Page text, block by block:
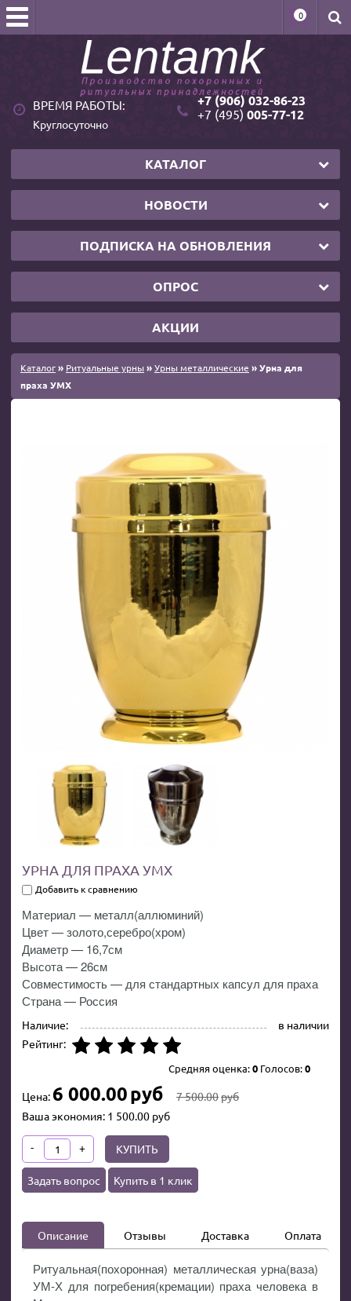
0
ВРЕМЯ РАБОТЫ:
Круглосуточно
+7 (906) 032-86-23
+7 (495) 005-77-12
КАТАЛОГ
НОВОСТИ
ПОДПИСКА НА ОБНОВЛЕНИЯ
ОПРОС
АКЦИИ
Каталог» Ритуальные урны»Урны металлические » Урна для
праха УМХ
УРНА ДЛЯ ПРАХА УМХ
Добавить к сравнению
Материал — металл(аллюминий)
Цвет — золото,серебро(хром)
Диаметр — 16,7см
Высота — 26см
Совместимость — для стандартных капсул для праха
Страна — Россия
Наличие:
в наличии
Рейтинг:
Средняя оценка:0 Голосов:0
Цена: 6 000.00руб 7 500.00руб
Ваша экономия: 1 500.00 руб
- + КУПИТЬ
Задать вопрос Купить в 1 клик
Описание Отзывы Доставка Оплата
Ритуальная(похоронная) металлическая урна(ваза)
УМ-Х для погребения(кремации) праха человека в